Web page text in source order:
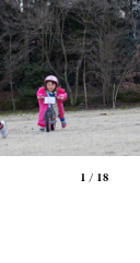
1/ 18